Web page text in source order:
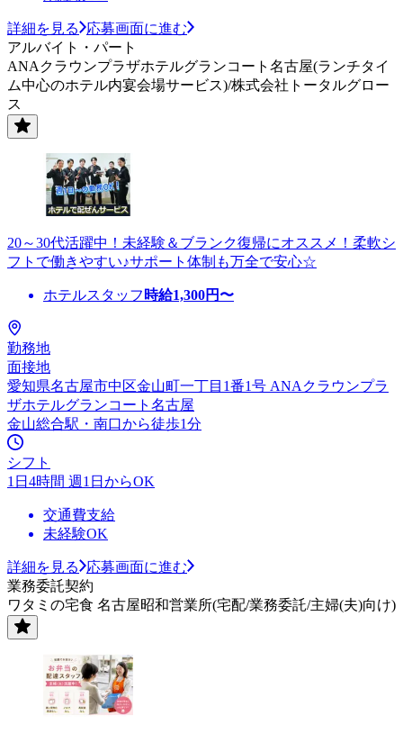
詳細を見る
応募画面に進む
アルバイト・パート
ANAクラウンプラザホテルグランコート名古屋(ランチタイ
ム中心のホテル内宴会場サービス)/株式会社トータルグロー
ス
20～30代活躍中！未経験＆ブランク復帰にオススメ！柔軟シ
フトで働きやすい♪サポート体制も万全で安心☆
ホテルスタッフ 時給1,300円〜
勤務地
面接地
愛知県名古屋市中区金山町一丁目1番1号 ANAクラウンプラ
ザホテルグランコート名古屋
金山総合駅・南口から徒歩1分
シフト
1日4時間 週1日からOK
交通費支給
未経験OK
詳細を見る
応募画面に進む
業務委託契約
ワタミの宅食 名古屋昭和営業所(宅配/業務委託/主婦(夫)向け)